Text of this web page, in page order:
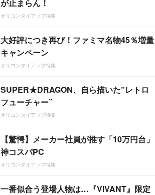
が止まらん！
オリコンタイアップ特集
大好評につき再び！ファミマ名物45％増量
キャンペーン
オリコンタイアップ特集
SUPER★DRAGON、自ら描いた”レトロ
フューチャー”
オリコンタイアップ特集
【驚愕】メーカー社員が推す「10万円台」
神コスパPC
オリコンタイアップ特集
一番似合う登場人物は…『VIVANT』限定